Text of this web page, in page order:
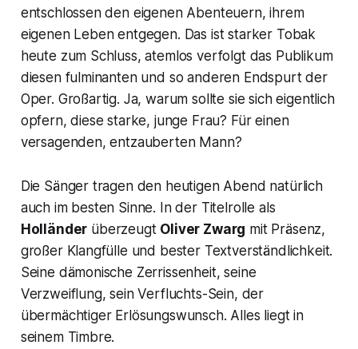
entschlossen den eigenen Abenteuern, ihrem
eigenen Leben entgegen. Das ist starker Tobak
heute zum Schluss, atemlos verfolgt das Publikum
diesen fulminanten und so anderen Endspurt der
Oper. Großartig. Ja, warum sollte sie sich eigentlich
opfern, diese starke, junge Frau? Für einen
versagenden, entzauberten Mann?
Die Sänger tragen den heutigen Abend natürlich
auch im besten Sinne. In der Titelrolle als
Holländer überzeugt Oliver Zwarg mit Präsenz,
großer Klangfülle und bester Textverständlichkeit.
Seine dämonische Zerrissenheit, seine
Verzweiflung, sein Verfluchts-Sein, der
übermächtiger Erlösungswunsch. Alles liegt in
seinem Timbre.